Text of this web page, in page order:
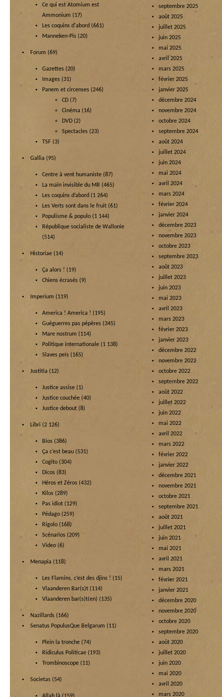
Ce qui est Atomium est
Ammonium (17)
Les coquins d'abord (661)
Manneken-Pis (20)
Forum (69)
Gazettes (20)
Images (31)
Panem et circenses (246)
CD (7)
Cinéma (16)
DVD (2)
Spectacles (23)
TSF (3)
Gallia (95)
Centre à vent humaniste (87)
La main invisible du MR (465)
Les coquins d’abord (1 264)
Les Verts sont dans le fruit (61)
Populisme & populo (1 144)
République socialiste de Wallonie
(514)
Historiae (14)
Ça alors ! (19)
Chiens écrasés (9)
Imperium (119)
America ! America ! (195)
Guéguerres pas pépères (345)
Mare nostrum (114)
Politique internationale (1 138)
Slaves peïs (165)
Justitia (12)
Justice assise (1)
Justice couchée (40)
Justice debout (8)
Libri (2 126)
Bios (386)
Ça c’est beau (531)
Cogito (304)
Dicos (83)
Héros et Zéros (432)
Kilos (289)
Pas idiot (129)
Pédago (259)
Rigolo (168)
Scénarios (209)
Video (6)
Menapia (118)
Les Flamins, c’est des djins ! (15)
Vlaanderen Bar(s)t (114)
Vlaanderen bar(s)t(en) (135)
Nazillards (166)
Senatus PopulusQue Belgarum (11)
Plein la tronche (74)
Ridiculus Politicae (193)
Trombinoscope (11)
Societas (54)
septembre 2025
août 2025
juillet 2025
juin 2025
mai 2025
avril 2025
mars 2025
février 2025
janvier 2025
décembre 2024
novembre 2024
octobre 2024
septembre 2024
août 2024
juillet 2024
juin 2024
mai 2024
avril 2024
mars 2024
février 2024
janvier 2024
décembre 2023
novembre 2023
octobre 2023
septembre 2023
août 2023
juillet 2023
juin 2023
mai 2023
avril 2023
mars 2023
février 2023
janvier 2023
décembre 2022
novembre 2022
octobre 2022
septembre 2022
août 2022
juillet 2022
juin 2022
mai 2022
avril 2022
mars 2022
février 2022
janvier 2022
décembre 2021
novembre 2021
octobre 2021
septembre 2021
août 2021
juillet 2021
juin 2021
mai 2021
avril 2021
mars 2021
février 2021
janvier 2021
décembre 2020
novembre 2020
octobre 2020
septembre 2020
août 2020
juillet 2020
juin 2020
mai 2020
avril 2020
mars 2020